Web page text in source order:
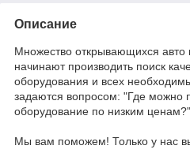
Описание
Множество открывающихся авто
начинают производить поиск
оборудования и всех
задаются вопросом: "Где можно
оборудование по низким ценам?"
Мы вам поможем! Только у нас